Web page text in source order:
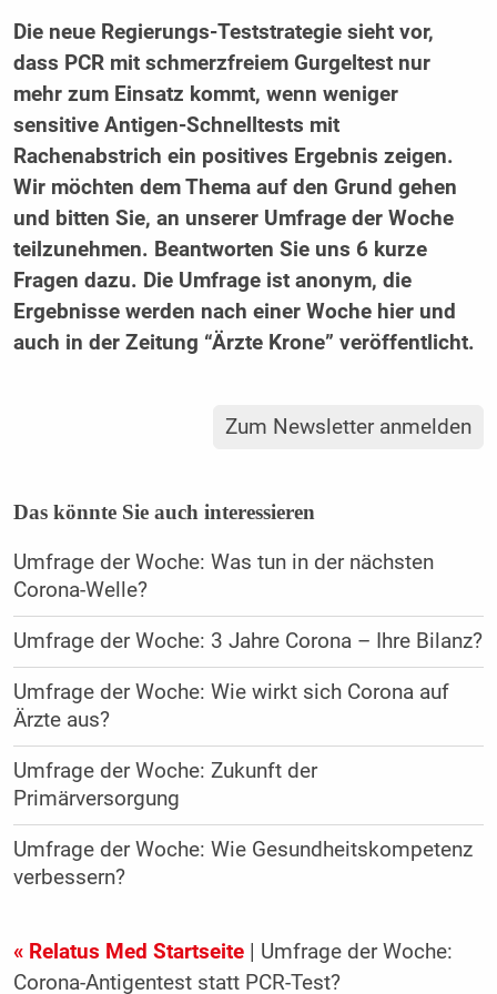
Die neue Regierungs-Teststrategie sieht vor,
dass PCR mit schmerzfreiem Gurgeltest nur
mehr zum Einsatz kommt, wenn weniger
sensitive Antigen-Schnelltests mit
Rachenabstrich ein positives Ergebnis zeigen.
Wir möchten dem Thema auf den Grund gehen
und bitten Sie, an unserer Umfrage der Woche
teilzunehmen. Beantworten Sie uns 6 kurze
Fragen dazu. Die Umfrage ist anonym, die
Ergebnisse werden nach einer Woche hier und
auch in der Zeitung “Ärzte Krone” veröffentlicht.
Zum Newsletter anmelden
Das könnte Sie auch interessieren
Umfrage der Woche: Was tun in der nächsten
Corona-Welle?
Umfrage der Woche: 3 Jahre Corona – Ihre Bilanz?
Umfrage der Woche: Wie wirkt sich Corona auf
Ärzte aus?
Umfrage der Woche: Zukunft der
Primärversorgung
Umfrage der Woche: Wie Gesundheitskompetenz
verbessern?
« Relatus Med Startseite| Umfrage der Woche:
Corona-Antigentest statt PCR-Test?